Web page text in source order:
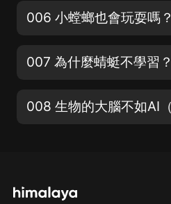
006 小螳螂也會玩耍嗎？
007 為什麼蜻蜓不學習？